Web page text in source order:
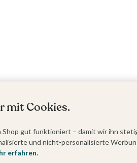
mit Cookies.
Shop gut funktioniert – damit wir ihn
und nicht-personalisierte
erfahren.